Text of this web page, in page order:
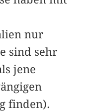
nur
sind sehr
jene
finden).